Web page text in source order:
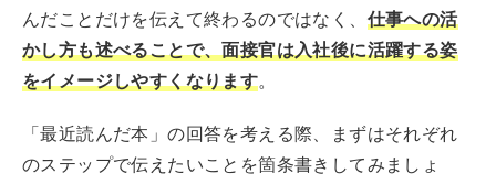
んだことだけを伝えて終わるのではなく、 仕事への活
かし方も述べることで、面接官は入社後に活躍する姿
をイメージしやすくなります。
「最近読んだ本」の回答を考える際、まずはそれぞれ
のステップで伝えたいことを箇条書きしてみましょ